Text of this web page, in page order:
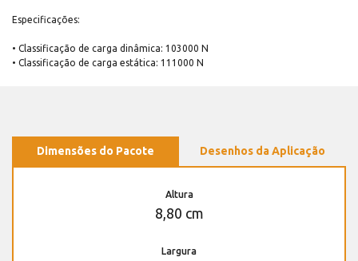
Especificações:
• Classificação de carga dinâmica: 103000 N
• Classificação de carga estática: 111000 N
Dimensões do Pacote Desenhos da Aplicação
Altura
8,80 cm
Largura